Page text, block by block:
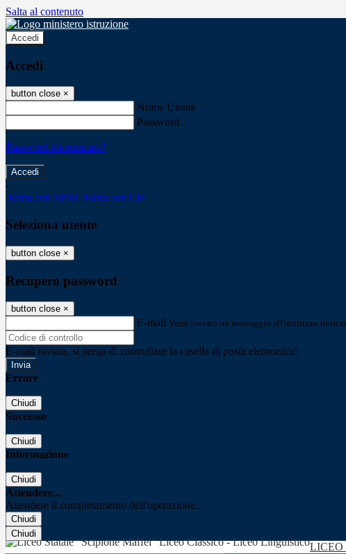
Salta al contenuto
Accedi
Accedi
button close ×
Nome Utente
Password
Password dimenticata?
-
Entra con SPID Entra con CIE
Seleziona utente
button close ×
Recupero password
button close ×
E-mail Verrà inviato un messaggio all'indirizzo
E-mail inviata, si prega di controllare la casella di posta elettronica!
Errore
Chiudi
Successo
Chiudi
Informazione
Chiudi
Attendere...
Attendere il completamento dell'operazione...
Chiudi
Chiudi
LICEO